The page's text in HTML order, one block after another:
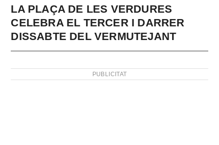
LA PLAÇA DE LES VERDURES
CELEBRA EL TERCER I DARRER
DISSABTE DEL VERMUTEJANT
PUBLICITAT